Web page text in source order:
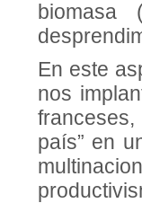
biomasa
En este
nos
país” en